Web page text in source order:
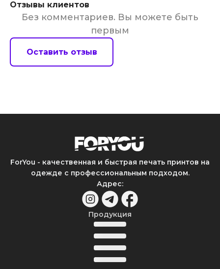
Отзывы клиентов
Без комментариев. Вы можете быть
первым
Оставить отзыв
ForYou - качественная и быстрая печать принтов на
одежде с профессиональным подходом.
Адрес:
Продукция